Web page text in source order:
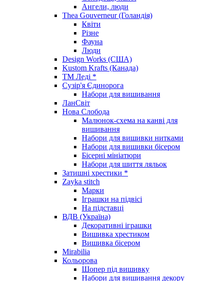
Ангели, люди
Thea Gouverneur (Голандія)
Квіти
Різне
Фауна
Люди
Design Works (США)
Kustom Krafts (Канада)
ТМ Леді *
Сузір'я Єдинорога
Набори для вишивання
ЛанСвіт
Нова Слобода
Малюнок-схема на канві для
вишивання
Набори для вишивки нитками
Набори для вишивки бісером
Бісерні мініатюри
Набори для шиття ляльок
Затишні хрестики *
Zayka stitch
Марки
Іграшки на підвісі
На підставці
ВДВ (Україна)
Декоративні іграшки
Вишивка хрестиком
Вишивка бісером
Mirabilia
Кольорова
Шопер під вишивку
Набори для вишивання декору